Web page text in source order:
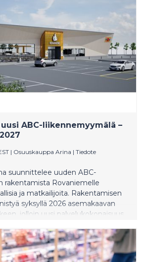
ABC-liikennemyymälä –
| Osuuskauppa Arina | Tiedote
suunnittelee uuden ABC-
rakentamista Rovaniemelle
ja matkailijoita. Rakentamisen
syksyllä 2026 asemakaavan
jolloin uusi palvelukokonaisuus
euroa.